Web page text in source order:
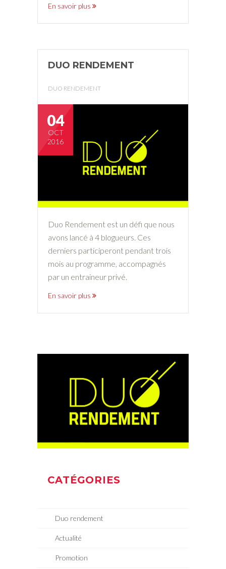
En savoir plus
DUO RENDEMENT
DUO RENDEMENT
04
OCT
2016
Duo Rendement est un défi que nous
avons lancé à 4 blogueurs. Ces
derniers participeront pendant trois
mois au programme, accompagnés
par un entraineur privé.
En savoir plus
CATÉGORIES
Duo rendement
Actualité
Promotion